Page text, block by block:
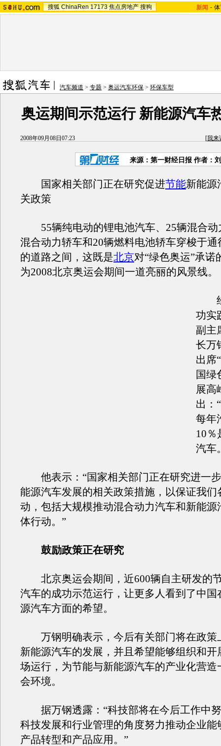
搜狐 ChinaRen 17173 焦点房地产 搜狗 新闻 -
汽车频道 > 专题 > 奥运汽车环保 > 环保车型
奥运期间示范运行 新能源汽车
2008年09月08日07:23 [我来
来源：第一财经日报 作者：
国家相关部门正在研究促进节能新能源
关政策
55辆纯电动的锂电池汽车、25辆混合动
混合动力轿车和20辆燃料电池轿车穿梭于
的道路之间，这既是北京对“绿色奥运”承诺
为2008北京奥运会期间一道亮丽的风景线。
经
功实
副主
长万
出席
国绿
展高
出：
每年
10％
汽车
他表示：“国家相关部门正在研究进一
能源汽车发展的相关政策措施，以保证我们
动，包括大规模推动混合动力汽车和新能源
体行动。”
鼓励政策正在研究
北京奥运会期间，近600辆自主研发的
汽车的成功示范运行，让更多人看到了中国
源汽车方面的希望。
万钢明确表示，今后有关部门将在政策
新能源汽车的发展，并且希望能够组织和开
场运行，为节能与新能源汽车的产业化营造
会环境。
据万钢透露：“科技部将在今后工作中
科技发展和行业管理的角度努力推动企业能
产品转型和产品应用。”